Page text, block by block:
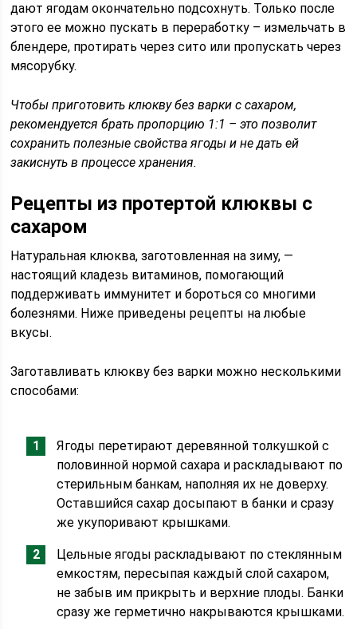
дают ягодам окончательно подсохнуть. Только после
этого ее можно пускать в переработку – измельчать в
блендере, протирать через сито или пропускать через
мясорубку.
Чтобы приготовить клюкву без варки с сахаром,
рекомендуется брать пропорцию 1:1 – это позволит
сохранить полезные свойства ягоды и не дать ей
закиснуть в процессе хранения.
Рецепты из протертой клюквы с
сахаром
Натуральная клюква, заготовленная на зиму, —
настоящий кладезь витаминов, помогающий
поддерживать иммунитет и бороться со многими
болезнями. Ниже приведены рецепты на любые
вкусы.
Заготавливать клюкву без варки можно несколькими
способами:
Ягоды перетирают деревянной толкушкой с
половинной нормой сахара и раскладывают по
стерильным банкам, наполняя их не доверху.
Оставшийся сахар досыпают в банки и сразу
же укупоривают крышками.
Цельные ягоды раскладывают по стеклянным
емкостям, пересыпая каждый слой сахаром,
не забыв им прикрыть и верхние плоды. Банки
сразу же герметично накрываются крышками.